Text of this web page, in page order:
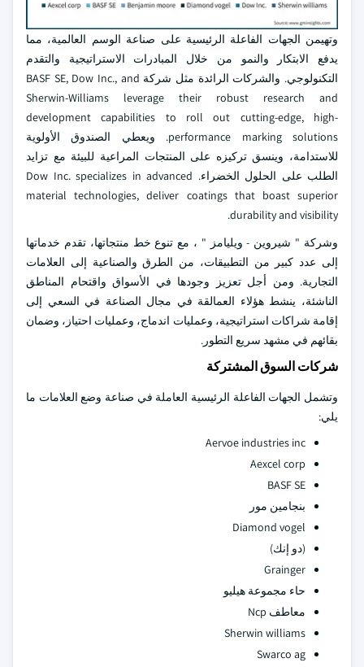
وتهيمن الجهات الفاعلة الرئيسية على صناعة الوسم العالمية، مما
يدفع الابتكار والنمو من خلال المبادرات الاستراتيجية والتقدم
التكنولوجي. والشركات الرائدة مثل شركة BASF SE, Dow Inc., and
Sherwin-Williams leverage their robust research and
development capabilities to roll out cutting-edge, high-
performance marking solutions. ويعطي الصندوق الأولوية
للاستدامة، وينسق تركيزه على المنتجات المراعية للبيئة مع تزايد
الطلب على الحلول الخضراء. Dow Inc. specializes in advanced
material technologies, deliver coatings that boast superior
durability and visibility.
وشركة " شيروين - ويليامز " ، مع تنوع خط منتجاتها، تقدم خدماتها
إلى عدد كبير من التطبيقات، من الطرق والصناعية إلى العلامات
التجارية. ومن أجل تعزيز وجودها في الأسواق واقتحام المناطق
الناشئة، ينشط هؤلاء العمالقة في مجال الصناعة في السعي إلى
إقامة شراكات استراتيجية، وعمليات اندماج، وعمليات احتياز، وضمان
بقائهم في مشهد سريع التطور.
شركات السوق المشتركة
وتشمل الجهات الفاعلة الرئيسية العاملة في صناعة وضع العلامات ما
يلي:
Aervoe industries inc
Aexcel corp
BASF SE
بنجامين مور
Diamond vogel
(دو إنك)
Grainger
حاء مجموعة هيليو
معاطف Ncp
Sherwin williams
Swarco ag